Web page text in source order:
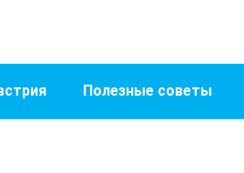
Полезные советы